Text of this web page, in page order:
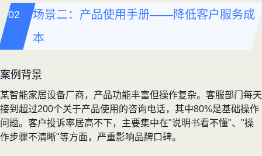
场景二：产品使用手册——降低客户服务成
本
案例背景
某智能家居设备厂商，产品功能丰富但操作复杂。客服部门每天
接到超过200个关于产品使用的咨询电话，其中80%是基础操作
问题。客户投诉率居高不下，主要集中在"说明书看不懂"、"操
作步骤不清晰"等方面，严重影响品牌口碑。